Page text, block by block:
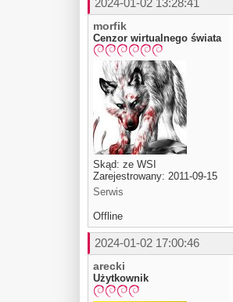
morfik
Cenzor wirtualnego świata
Skąd: ze WSI
Zarejestrowany: 2011-09-15
Serwis
Offline
2024-01-02 17:00:46
arecki
Użytkownik